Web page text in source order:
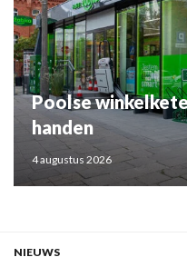
Poolse
handen
4 augustus 2026
NIEUWS